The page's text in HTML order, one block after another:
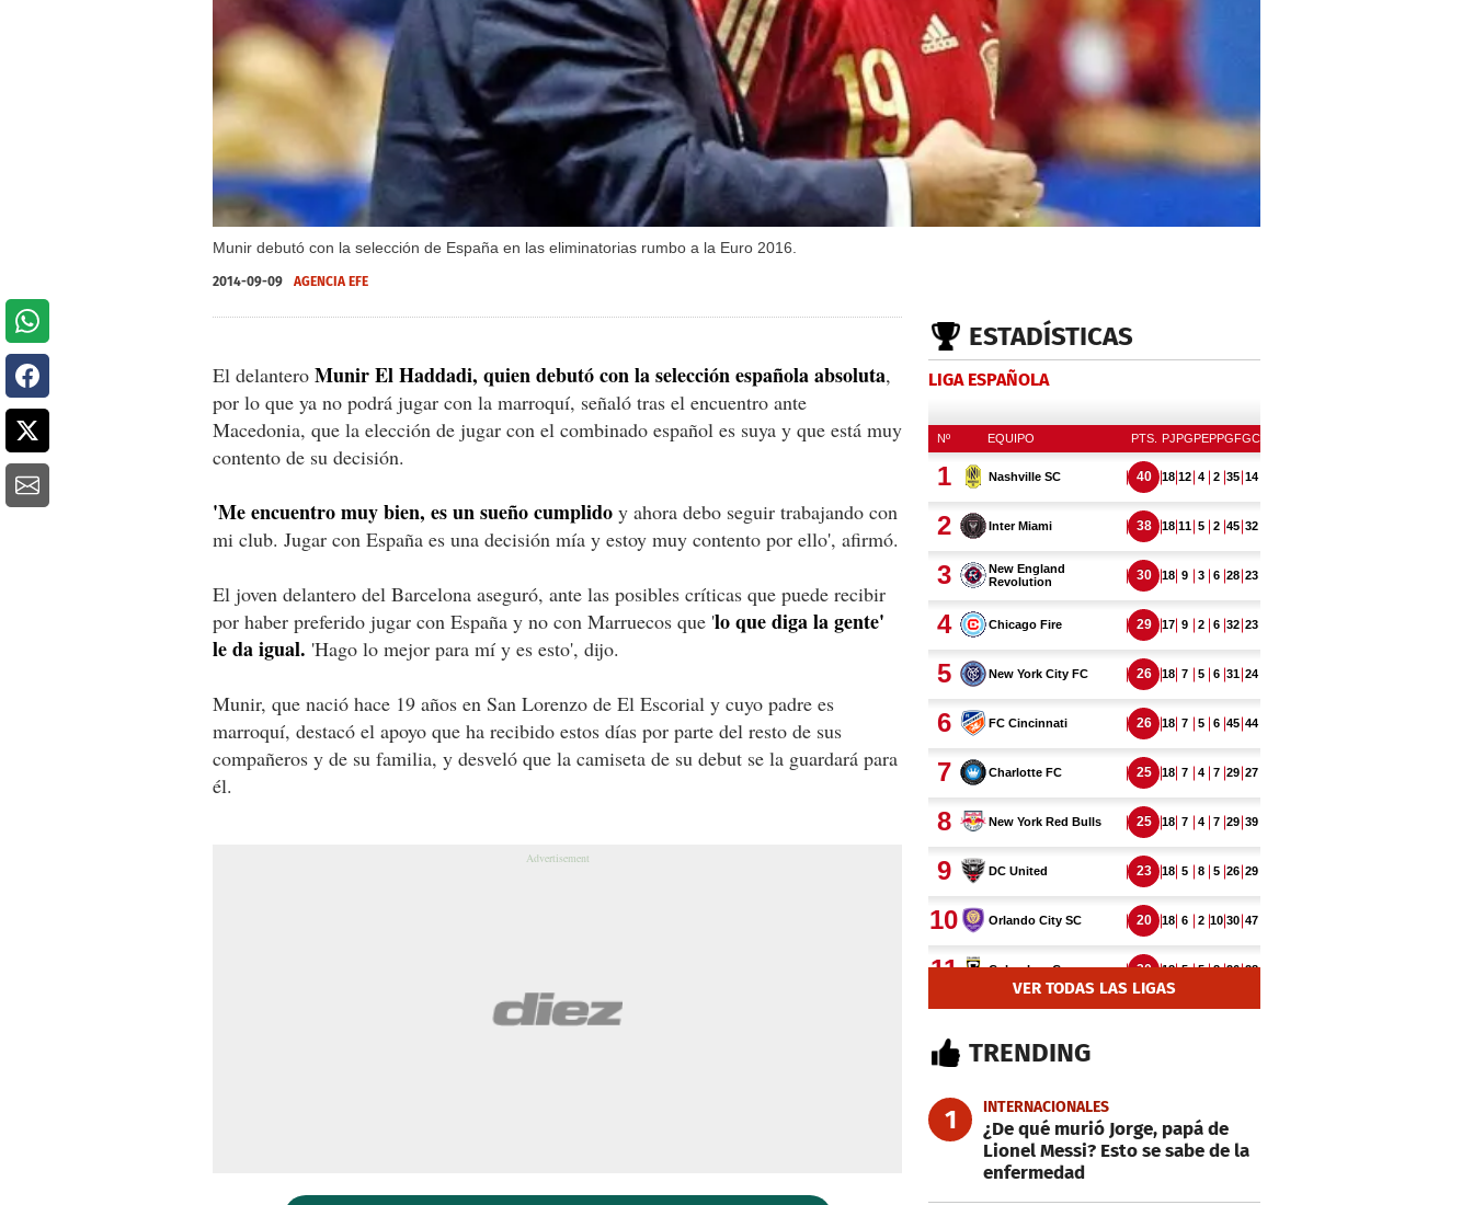
Munir debutó con la selección de España en las eliminatorias rumbo a la Euro 2016.
2014-09-09 AGENCIA EFE
El delantero Munir El Haddadi, quien debutó con la selección española absoluta,
por lo que ya no podrá jugar con la marroquí, señaló tras el encuentro ante
Macedonia, que la elección de jugar con el combinado español es suya y que está muy
contento de su decisión.
'Me encuentro muy bien, es un sueño cumplido y ahora debo seguir trabajando con
mi club. Jugar con España es una decisión mía y estoy muy contento por ello', afirmó.
El joven delantero del Barcelona aseguró, ante las posibles críticas que puede recibir
por haber preferido jugar con España y no con Marruecos que 'lo que diga la gente'
le da igual. 'Hago lo mejor para mí y es esto', dijo.
Munir, que nació hace 19 años en San Lorenzo de El Escorial y cuyo padre es
marroquí, destacó el apoyo que ha recibido estos días por parte del resto de sus
compañeros y de su familia, y desveló que la camiseta de su debut se la guardará para
él.
ESTADÍSTICAS
LIGA ESPAÑOLA
VER TODAS LAS LIGAS
TRENDING
1 INTERNACIONALES
¿De qué murió Jorge, papá de
Lionel Messi? Esto se sabe de la
enfermedad